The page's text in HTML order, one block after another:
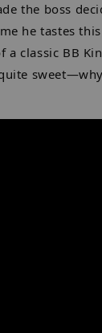
the boss
he tastes
a classic BB